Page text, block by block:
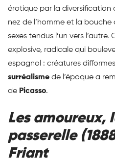
érotique par la diversification
nez de l’homme et la
sexes tendus l’un vers
explosive, radicale qui
espagnol : créatures
surréalisme de l’époque a
de Picasso.
Les amoureux,
passerelle
Friant